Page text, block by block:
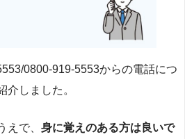
0800-919-5553からの電話につ
介しました。
えで、 身に覚えのある方は良いで